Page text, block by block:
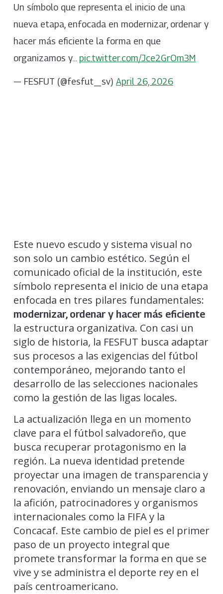
Un símbolo que representa el inicio de una
nueva etapa, enfocada en modernizar, ordenar y
hacer más eficiente la forma en que
organizamos y… pic.twitter.com/Jce2GrOm3M
— FESFUT (@fesfut_sv) April 26, 2026
Este nuevo escudo y sistema visual no
son solo un cambio estético. Según el
comunicado oficial de la institución, este
símbolo representa el inicio de una etapa
enfocada en tres pilares fundamentales:
modernizar, ordenar y hacer más eficiente
la estructura organizativa. Con casi un
siglo de historia, la FESFUT busca adaptar
sus procesos a las exigencias del fútbol
contemporáneo, mejorando tanto el
desarrollo de las selecciones nacionales
como la gestión de las ligas locales.
La actualización llega en un momento
clave para el fútbol salvadoreño, que
busca recuperar protagonismo en la
región. La nueva identidad pretende
proyectar una imagen de transparencia y
renovación, enviando un mensaje claro a
la afición, patrocinadores y organismos
internacionales como la FIFA y la
Concacaf. Este cambio de piel es el primer
paso de un proyecto integral que
promete transformar la forma en que se
vive y se administra el deporte rey en el
país centroamericano.